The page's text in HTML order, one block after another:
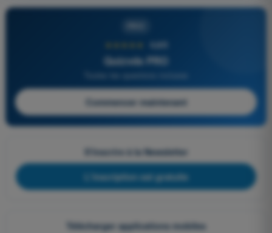
4,6/5
Quizvds PRO
Commencer maintenant
S'inscrire à la Newsletter
L'inscription est gratuite
Télécharger applications mobiles